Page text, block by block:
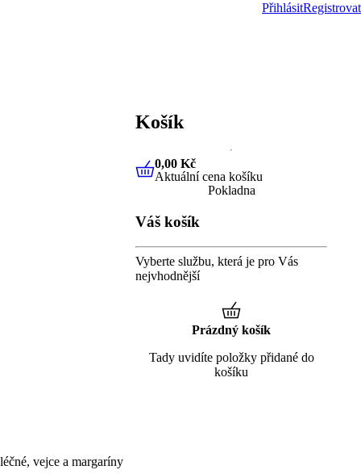
PřihlásitRegistrovat
vejce a margaríny
Košík
0,00 KčAktuální cena košíku
0,00 Kč
Aktuální cena košíku
Pokladna
Váš košík
Vyberte službu, která je pro Vás
nejvhodnější
Prázdný košík
Tady uvidíte položky přidané do
košíku